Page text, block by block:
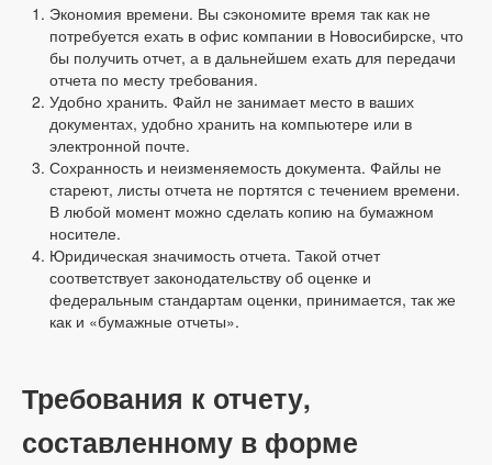
Экономия времени. Вы сэкономите время так как не
потребуется ехать в офис компании в Новосибирске, что
бы получить отчет, а в дальнейшем ехать для передачи
отчета по месту требования.
Удобно хранить. Файл не занимает место в ваших
документах, удобно хранить на компьютере или в
электронной почте.
Сохранность и неизменяемость документа. Файлы не
стареют, листы отчета не портятся с течением времени.
В любой момент можно сделать копию на бумажном
носителе.
Юридическая значимость отчета. Такой отчет
соответствует законодательству об оценке и
федеральным стандартам оценки, принимается, так же
как и «бумажные отчеты».
Требования к отчету,
составленному в форме